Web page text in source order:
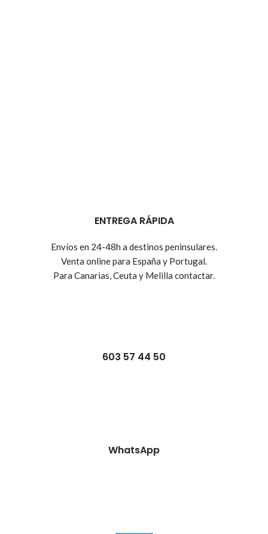
ENTREGA RÁPIDA
Envíos en 24-48h a destinos peninsulares.
Venta online para España y Portugal.
Para Canarias, Ceuta y Melilla contactar.
603 57 44 50
WhatsApp